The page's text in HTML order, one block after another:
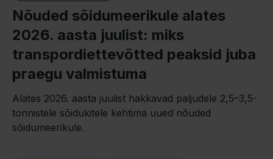
Nõuded sõidumeerikule alates
2026. aasta juulist: miks
transpordiettevõtted peaksid juba
praegu valmistuma
Alates 2026. aasta juulist hakkavad paljudele 2,5–3,5-
tonnistele sõidukitele kehtima uued nõuded
sõidumeerikule.